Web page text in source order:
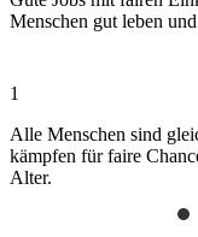
Menschen gut leben
1
Alle Menschen sind
kämpfen für faire
Alter.